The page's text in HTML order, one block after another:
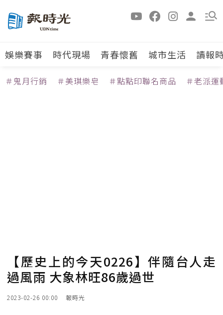
娛樂賽事 時代現場 青春懷舊 城市生活 讀報
＃鬼月行銷 ＃美琪樂皂 ＃點點印聯名商品 ＃老派運
【歷史上的今天0226】伴隨台人走
過風雨 大象林旺86歲過世
2023-02-26 00:00 報時光